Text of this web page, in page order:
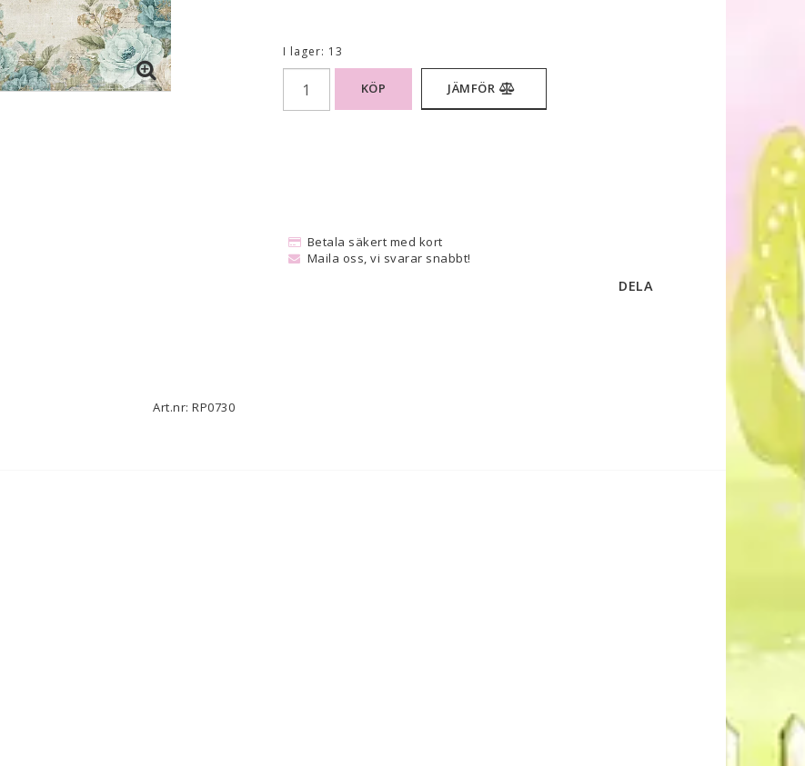
I lager: 13
KÖP JÄMFÖR
Betala säkert med kort
Maila oss, vi svarar snabbt!
DELA
Art.nr: RP0730